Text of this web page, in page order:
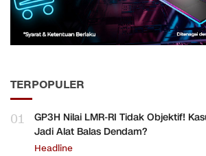
TERPOPULER
01
GP3H Nilai LMR-RI Tidak Objektif!
Jadi Alat Balas Dendam?
Headline